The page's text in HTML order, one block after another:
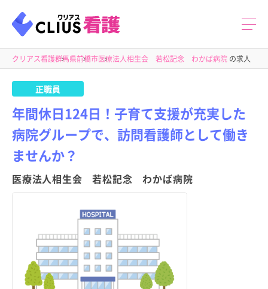
クリアス看護群馬県前橋市医療法人相生会 若松記念 わかば病院 の求人
正職員
年間休日124日！子育て支援が充実した
病院グループで、訪問看護師として働き
ませんか？
医療法人相生会 若松記念 わかば病院